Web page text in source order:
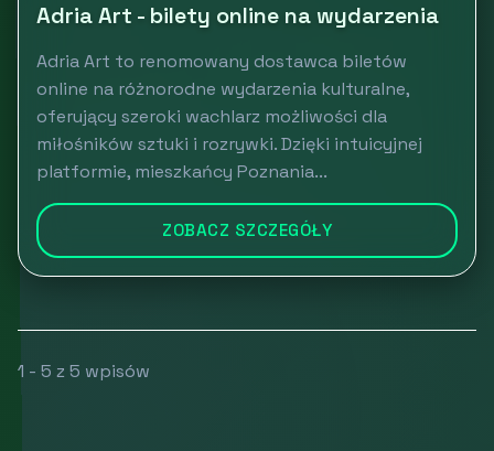
Adria Art - bilety online na wydarzenia
Adria Art to renomowany dostawca biletów
online na różnorodne wydarzenia kulturalne,
oferujący szeroki wachlarz możliwości dla
miłośników sztuki i rozrywki. Dzięki intuicyjnej
platformie, mieszkańcy Poznania...
ZOBACZ SZCZEGÓŁY
1 - 5 z 5 wpisów